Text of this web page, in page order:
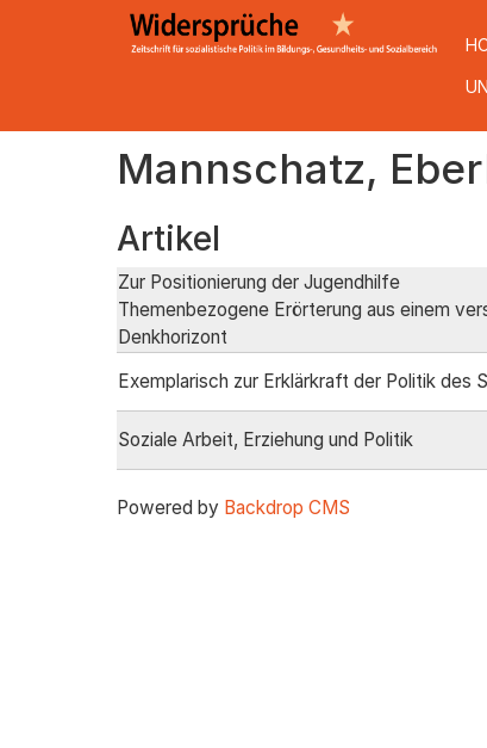
Mannschatz,
Artikel
Zur Positionierung der Jugendhilfe
Themenbezogene Erörterung aus einem
Denkhorizont
Exemplarisch zur Erklärkraft der Politik des
Soziale Arbeit, Erziehung und Politik
Powered by Backdrop CMS